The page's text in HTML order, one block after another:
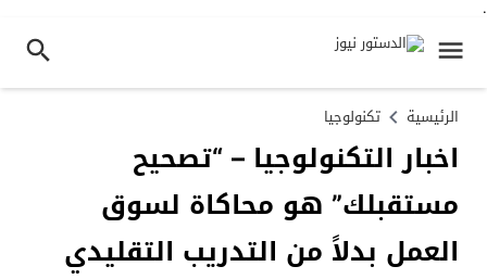
.
الرئيسية تكنولوجيا
اخبار التكنولوجيا – “تصحيح
مستقبلك” هو محاكاة لسوق
العمل بدلاً من التدريب التقليدي